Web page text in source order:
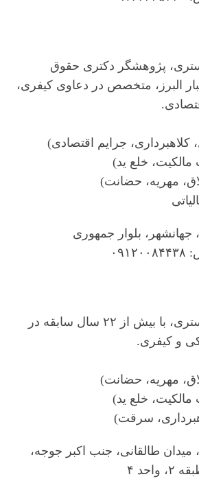
پژوهشگر دکتری حقوق
رتبه ۱ اختبار البرز، متخصص در دعاوی کیفری،
جرایم اقتصادی)
مالکیت، خلع ید)
مهریه، حضانت)
بلوار جمهوری
وکیل پایه یک دادگستری، با بیش از ۲۲ سال سابقه در
و کیفری.
مهریه، حضانت)
مالکیت، خلع ید)
سرقت)
طالقانی، جنب اکبر جوجه،